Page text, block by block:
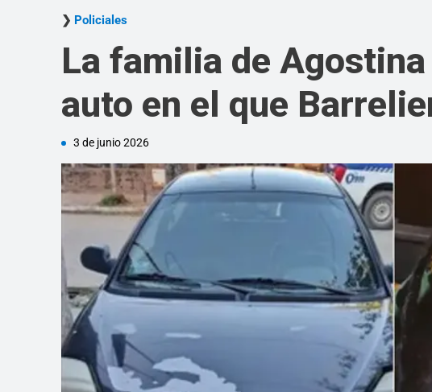
Policiales
La familia de
auto en el que
3 de junio 2026